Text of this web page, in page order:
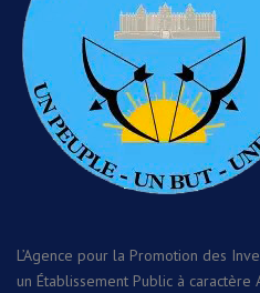
L’Agence pour la Promotion des
un Établissement Public à caractère